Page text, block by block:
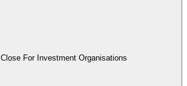
Close For Investment Organisations